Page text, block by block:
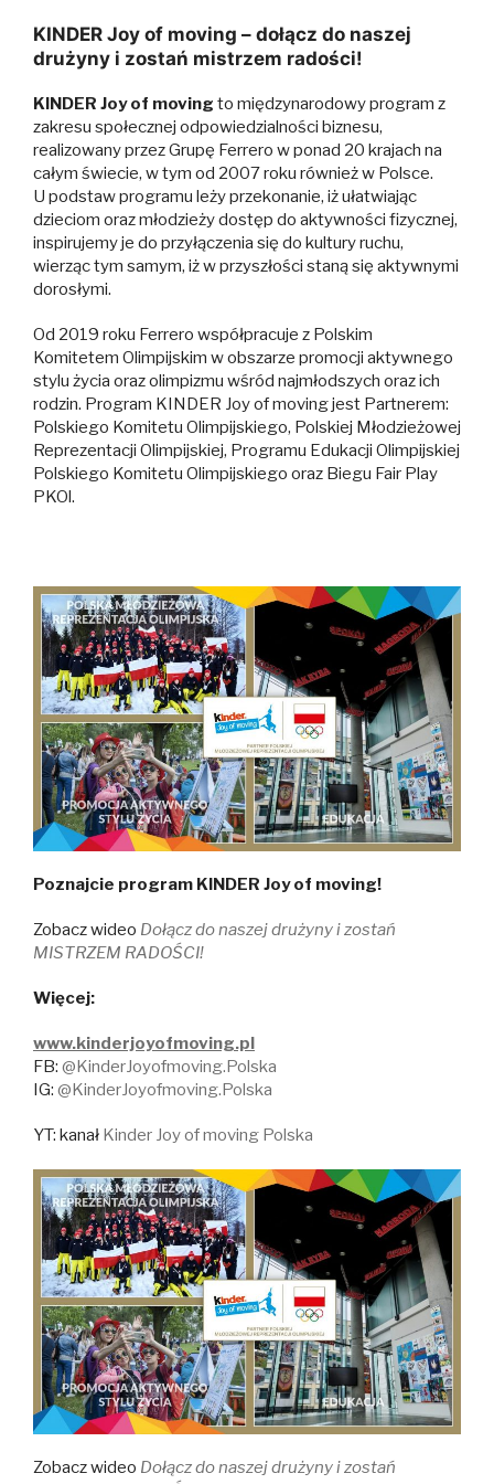
KINDER Joy of moving – dołącz do naszej
drużyny i zostań mistrzem radości!
KINDER Joy of moving to międzynarodowy program z
zakresu społecznej odpowiedzialności biznesu,
realizowany przez Grupę Ferrero w ponad 20 krajach na
całym świecie, w tym od 2007 roku również w Polsce.
U podstaw programu leży przekonanie, iż ułatwiając
dzieciom oraz młodzieży dostęp do aktywności fizycznej,
inspirujemy je do przyłączenia się do kultury ruchu,
wierząc tym samym, iż w przyszłości staną się aktywnymi
dorosłymi.
Od 2019 roku Ferrero współpracuje z Polskim
Komitetem Olimpijskim w obszarze promocji aktywnego
stylu życia oraz olimpizmu wśród najmłodszych oraz ich
rodzin. Program KINDER Joy of moving jest Partnerem:
Polskiego Komitetu Olimpijskiego, Polskiej Młodzieżowej
Reprezentacji Olimpijskiej, Programu Edukacji Olimpijskiej
Polskiego Komitetu Olimpijskiego oraz Biegu Fair Play
PKOl.
Poznajcie program KINDER Joy of moving!
Zobacz wideo Dołącz do naszej drużyny i zostań
MISTRZEM RADOŚCI!
Więcej:
www.kinderjoyofmoving.pl
FB: @KinderJoyofmoving.Polska
IG: @KinderJoyofmoving.Polska
YT: kanał Kinder Joy of moving Polska
Zobacz wideo Dołącz do naszej drużyny i zostań